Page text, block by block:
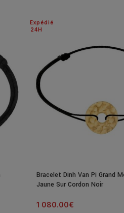
24H
Expédié
Bracelet Dinh Van Pi Grand
Jaune Sur Cordon Noir
1 080.00€